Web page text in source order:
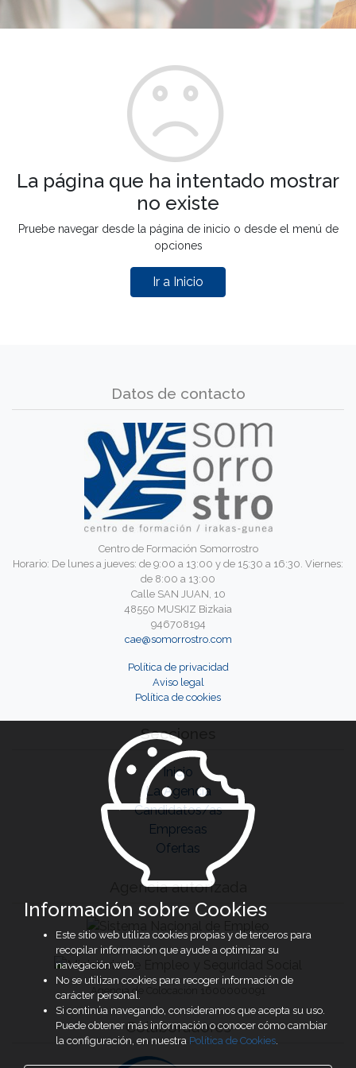
La página que ha intentado mostrar
no existe
Pruebe navegar desde la página de inicio o desde el menú de
opciones
Ir a Inicio
Datos de contacto
Centro de Formación Somorrostro
Horario: De lunes a jueves: de 9:00 a 13:00 y de 15:30 a 16:30. Viernes:
de 8:00 a 13:00
Calle SAN JUAN, 10
48550 MUSKIZ Bizkaia
946708194
cae@somorrostro.com
Política de privacidad
Aviso legal
Política de cookies
Secciones
Inicio
La Agencia
Candidatos/as
Empresas
Ofertas
Agencia autorizada
Agencia de Colocación 1600000091
Colaboradores
Información sobre Cookies
Este sitio web utiliza cookies propias y de terceros para
recopilar información que ayude a optimizar su
navegación web.
No se utilizan cookies para recoger información de
carácter personal.
Si continúa navegando, consideramos que acepta su uso.
Puede obtener más información o conocer cómo cambiar
la configuración, en nuestra Política de Cookies.